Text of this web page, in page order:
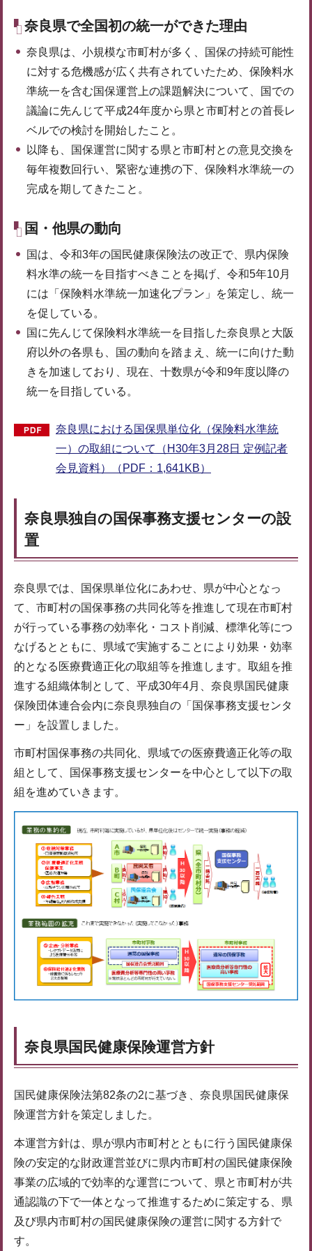
奈良県で全国初の統一ができた理由
奈良県は、小規模な市町村が多く、国保の持続可能性
に対する危機感が広く共有されていたため、保険料水
準統一を含む国保運営上の課題解決について、国での
議論に先んじて平成24年度から県と市町村との首長レ
ベルでの検討を開始したこと。
以降も、国保運営に関する県と市町村との意見交換を
毎年複数回行い、緊密な連携の下、保険料水準統一の
完成を期してきたこと。
国・他県の動向
国は、令和3年の国民健康保険法の改正で、県内保険
料水準の統一を目指すべきことを掲げ、令和5年10月
には「保険料水準統一加速化プラン」を策定し、統一
を促している。
国に先んじて保険料水準統一を目指した奈良県と大阪
府以外の各県も、国の動向を踏まえ、統一に向けた動
きを加速しており、現在、十数県が令和9年度以降の
統一を目指している。
奈良県における国保県単位化（保険料水準統
一）の取組について（H30年3月28日 定例記者
会見資料）（PDF：1,641KB）
奈良県独自の国保事務支援センターの設
置
奈良県では、国保県単位化にあわせ、県が中心となっ
て、市町村の国保事務の共同化等を推進して現在市町村
が行っている事務の効率化・コスト削減、標準化等につ
なげるとともに、県域で実施することにより効果・効率
的となる医療費適正化の取組等を推進します。取組を推
進する組織体制として、平成30年4月、奈良県国民健康
保険団体連合会内に奈良県独自の「国保事務支援センタ
ー」を設置しました。
市町村国保事務の共同化、県域での医療費適正化等の取
組として、国保事務支援センターを中心として以下の取
組を進めていきます。
奈良県国民健康保険運営方針
国民健康保険法第82条の2に基づき、奈良県国民健康保
険運営方針を策定しました。
本運営方針は、県が県内市町村とともに行う国民健康保
険の安定的な財政運営並びに県内市町村の国民健康保険
事業の広域的で効率的な運営について、県と市町村が共
通認識の下で一体となって推進するために策定する、県
及び県内市町村の国民健康保険の運営に関する方針で
す。